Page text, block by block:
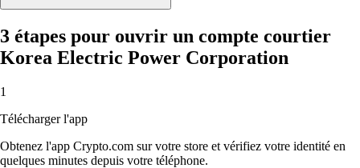
3 étapes pour ouvrir un compte courtier
Korea Electric Power Corporation
1
Télécharger l'app
Obtenez l'app Crypto.com sur votre store et vérifiez votre identité en
quelques minutes depuis votre téléphone.